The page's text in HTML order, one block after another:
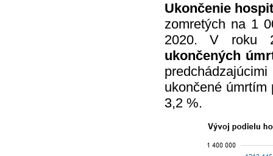
Ukončenie
zomretých na 1
2020. V roku
ukončených
ukončené
3,2 %.